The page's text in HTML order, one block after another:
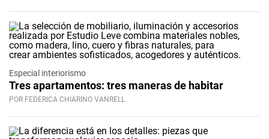
Especial interiorismo
Tres apartamentos: tres maneras de habitar
POR FEDERICA CHIARINO VANRELL